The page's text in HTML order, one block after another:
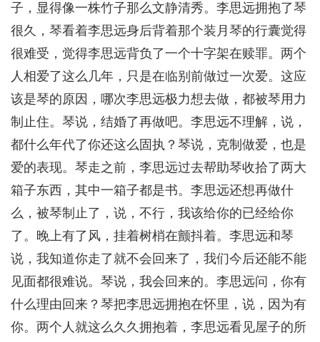
子，显得像一株竹子那么文静清秀。李思远拥抱了琴
很久，琴看着李思远身后背着那个装月琴的行囊觉得
很难受，觉得李思远背负了一个十字架在赎罪。两个
人相爱了这么几年，只是在临别前做过一次爱。这应
该是琴的原因，哪次李思远极力想去做，都被琴用力
制止住。琴说，结婚了再做吧。李思远不理解，说，
都什么年代了你还这么固执？琴说，克制做爱，也是
爱的表现。琴走之前，李思远过去帮助琴收拾了两大
箱子东西，其中一箱子都是书。李思远还想再做什
么，被琴制止了，说，不行，我该给你的已经给你
了。晚上有了风，挂着树梢在颤抖着。李思远和琴
说，我知道你走了就不会回来了，我们今后还能不能
见面都很难说。琴说，我会回来的。李思远问，你有
什么理由回来？琴把李思远拥抱在怀里，说，因为有
你。两个人就这么久久拥抱着，李思远看见屋子的所